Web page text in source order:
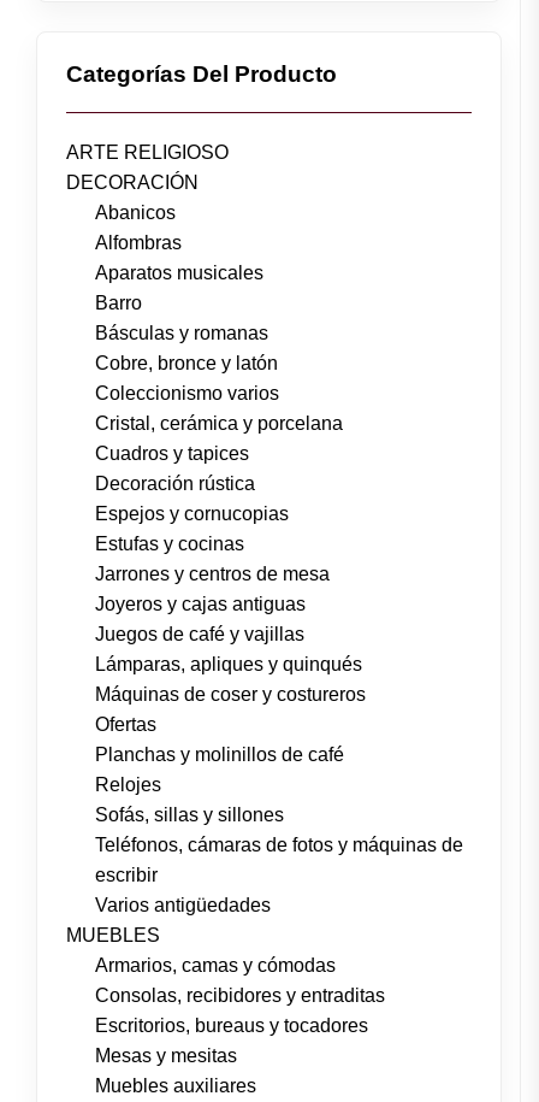
Categorías Del Producto
ARTE RELIGIOSO
DECORACIÓN
Abanicos
Alfombras
Aparatos musicales
Barro
Básculas y romanas
Cobre, bronce y latón
Coleccionismo varios
Cristal, cerámica y porcelana
Cuadros y tapices
Decoración rústica
Espejos y cornucopias
Estufas y cocinas
Jarrones y centros de mesa
Joyeros y cajas antiguas
Juegos de café y vajillas
Lámparas, apliques y quinqués
Máquinas de coser y costureros
Ofertas
Planchas y molinillos de café
Relojes
Sofás, sillas y sillones
Teléfonos, cámaras de fotos y máquinas de
escribir
Varios antigüedades
MUEBLES
Armarios, camas y cómodas
Consolas, recibidores y entraditas
Escritorios, bureaus y tocadores
Mesas y mesitas
Muebles auxiliares